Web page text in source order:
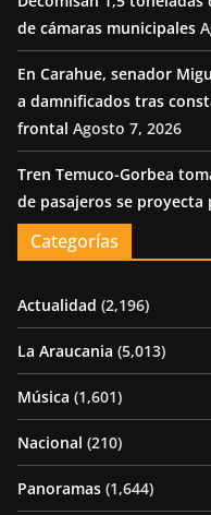
de cámaras municipales
En Carahue, senador
a damnificados tras
frontal Agosto 7, 2026
Tren Temuco-Gorbea
de pasajeros se proyecta
Categorías
Actualidad (2,196)
La Araucania (5,013)
Música (1,601)
Nacional (210)
Panoramas (1,644)